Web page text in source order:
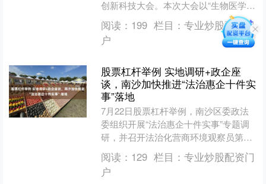
创新科技大会。本次大会以“生物医学工
程与医疗人工智能”为主题，构建起
“政、产、学、研、医、....
阅读： 199 栏目： 专业炒股配资门
户
股票杠杆举例 实地调研+政企座
谈，南沙加快推进“法治惠企十件实
事”落地
7月22日股票杠杆举例，南沙区委政法
委组织开展“法治惠企十件实事”专题调
研，并召开法治化营商环境观察员第二
次座谈会。“法治惠企十件实事”牵头部
门相关负责人、法治....
阅读： 129 栏目： 专业炒股配资门
户